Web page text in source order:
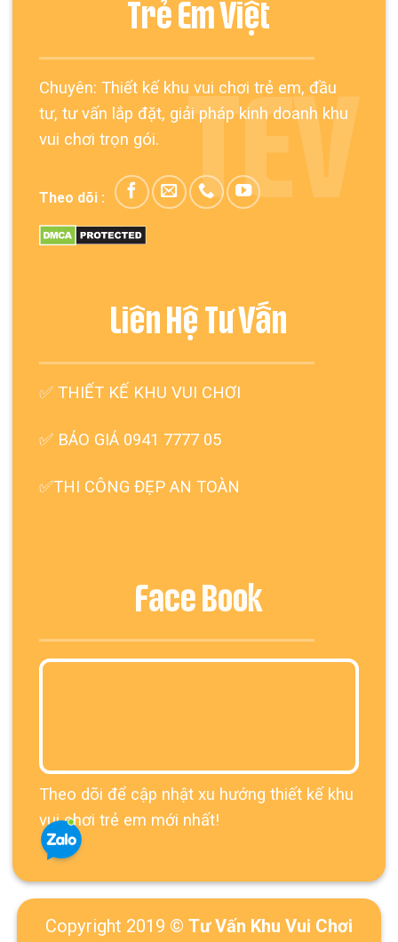
Trẻ Em Việt
Chuyên: Thiết kế khu vui chơi trẻ em, đầu
tư, tư vấn lắp đặt, giải pháp kinh doanh khu
vui chơi trọn gói.
Theo dõi : TEV
Liên Hệ Tư Vấn
✅THIẾT KẾ KHU VUI CHƠI
✅ BÁO GIÁ 0941 7777 05
✅THI CÔNG ĐẸP AN TOÀN
Face Book
Theo dõi để cập nhật xu hướng thiết kế khu
vui chơi trẻ em mới nhất!
Copyright 2019 © Tư Vấn Khu Vui Chơi